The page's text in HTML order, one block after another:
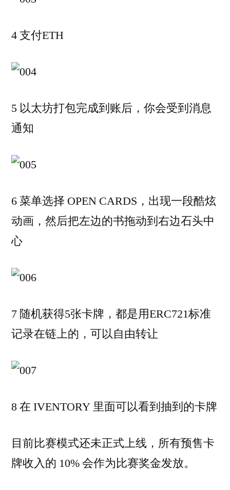
4 支付ETH
5 以太坊打包完成到账后，你会受到消息
通知
6 菜单选择 OPEN CARDS，出现一段酷炫
动画，然后把左边的书拖动到右边石头中
心
7 随机获得5张卡牌，都是用ERC721标准
记录在链上的，可以自由转让
8 在 IVENTORY 里面可以看到抽到的卡牌
目前比赛模式还未正式上线，所有预售卡
牌收入的 10% 会作为比赛奖金发放。